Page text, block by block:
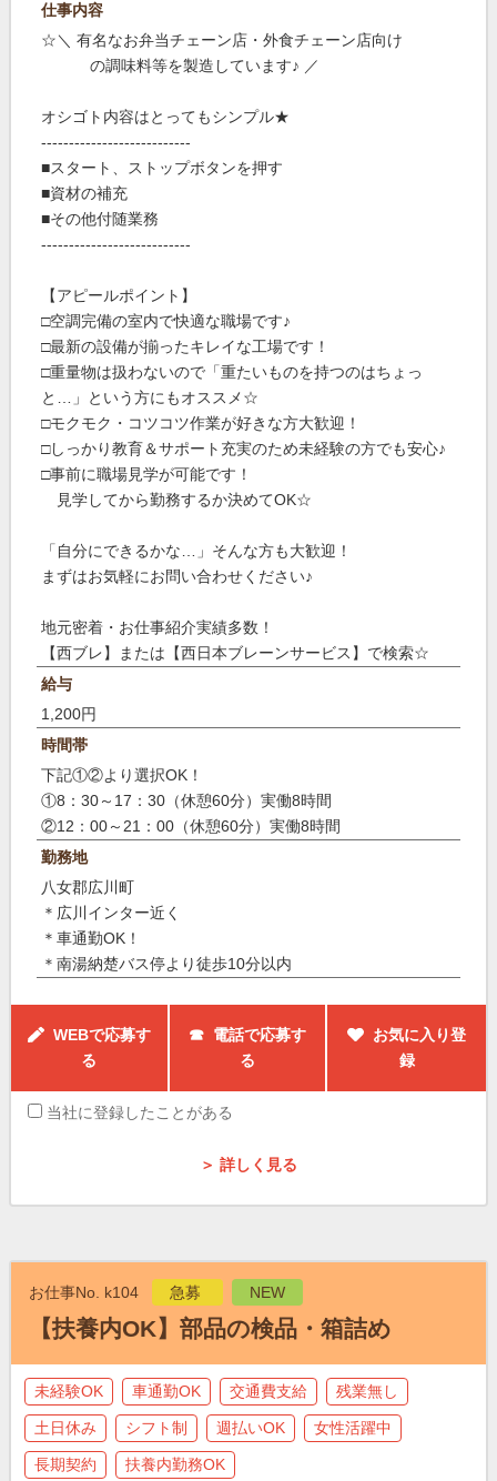
仕事内容
☆＼ 有名なお弁当チェーン店・外食チェーン店向け
の調味料等を製造しています♪ ／
オシゴト内容はとってもシンプル★
---------------------------
■スタート、ストップボタンを押す
■資材の補充
■その他付随業務
---------------------------
【アピールポイント】
□空調完備の室内で快適な職場です♪
□最新の設備が揃ったキレイな工場です！
□重量物は扱わないので「重たいものを持つのはちょっ
と…」という方にもオススメ☆
□モクモク・コツコツ作業が好きな方大歓迎！
□しっかり教育＆サポート充実のため未経験の方でも安心♪
□事前に職場見学が可能です！
見学してから勤務するか決めてOK☆
「自分にできるかな…」そんな方も大歓迎！
まずはお気軽にお問い合わせください♪
地元密着・お仕事紹介実績多数！
【西ブレ】または【西日本ブレーンサービス】で検索☆
給与
1,200円
時間帯
下記①②より選択OK！
①8：30～17：30（休憩60分）実働8時間
②12：00～21：00（休憩60分）実働8時間
勤務地
八女郡広川町
＊広川インター近く
＊車通勤OK！
＊南湯納楚バス停より徒歩10分以内
WEBで応募す
る
☎ 電話で応募す
る
お気に入り登
録
当社に登録したことがある
＞ 詳しく見る
お仕事No. k104 急募 NEW
【扶養内OK】部品の検品・箱詰め
未経験OK 車通勤OK 交通費支給 残業無し
土日休み シフト制 週払いOK 女性活躍中
長期契約 扶養内勤務OK